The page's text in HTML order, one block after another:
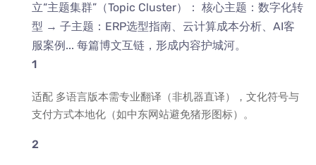
立“主题集群”（Topic Cluster）： 核心主题：数字化转
型 → 子主题：ERP选型指南、云计算成本分析、AI客
服案例... 每篇博文互链，形成内容护城河。
适配 多语言版本需专业翻译（非机器直译），文化符号与
支付方式本地化（如中东网站避免猪形图标）。